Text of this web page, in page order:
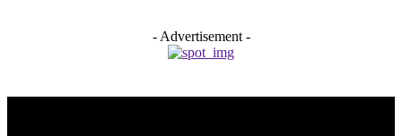
- Advertisement -